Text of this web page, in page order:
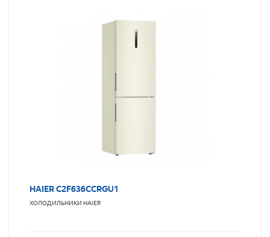
HAIER C2F636CCRGU1
ХОЛОДИЛЬНИКИ HAIER